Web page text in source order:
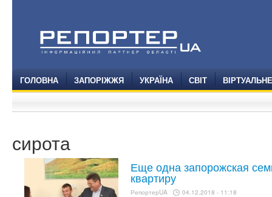
ГОЛОВНА ЗАПОРІЖЖЯ УКРАЇНА СВІТ
сирота
Еще одна запорожская
квартиру
РепортерUA 04.12.2018 - 11:18